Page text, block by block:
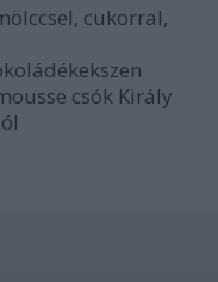
cukorral,
csók Király